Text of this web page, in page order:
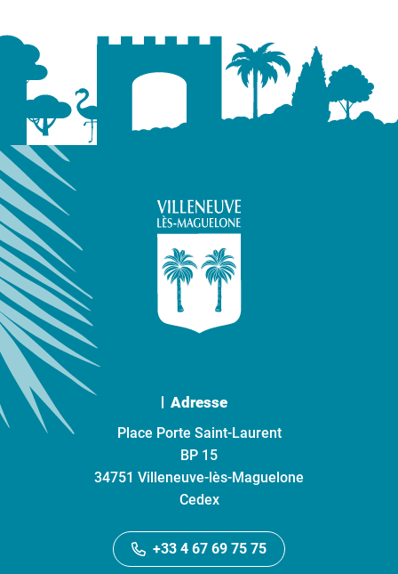
Adresse
Place Porte Saint-Laurent
BP 15
34751 Villeneuve-lès-Maguelone
Cedex
+33 4 67 69 75 75